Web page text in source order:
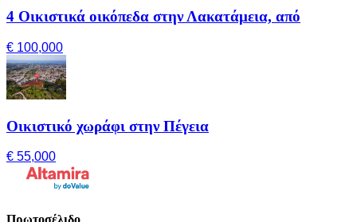
4 Οικιστικά οικόπεδα στην Λακατάμεια, από
€ 100,000
Οικιστικό χωράφι στην Πέγεια
€ 55,000
Πρωτοσέλιδο